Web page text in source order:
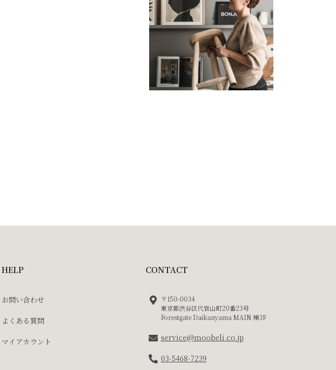
HELP
お問い合わせ
よくある質問
マイアカウント
CONTACT
〒150-0034
東京都渋谷区代官山町20番23号
Forestgate Daikanyama MAIN 棟3F
service@moobeli.co.jp
03-5468-7239